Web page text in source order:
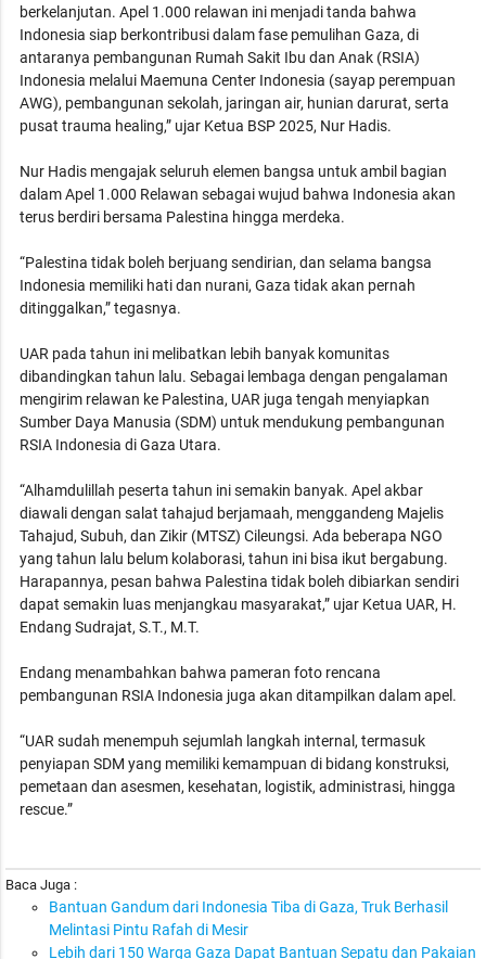
berkelanjutan. Apel 1.000 relawan ini menjadi tanda bahwa
Indonesia siap berkontribusi dalam fase pemulihan Gaza, di
antaranya pembangunan Rumah Sakit Ibu dan Anak (RSIA)
Indonesia melalui Maemuna Center Indonesia (sayap perempuan
AWG), pembangunan sekolah, jaringan air, hunian darurat, serta
pusat trauma healing,” ujar Ketua BSP 2025, Nur Hadis.
Nur Hadis mengajak seluruh elemen bangsa untuk ambil bagian
dalam Apel 1.000 Relawan sebagai wujud bahwa Indonesia akan
terus berdiri bersama Palestina hingga merdeka.
“Palestina tidak boleh berjuang sendirian, dan selama bangsa
Indonesia memiliki hati dan nurani, Gaza tidak akan pernah
ditinggalkan,” tegasnya.
UAR pada tahun ini melibatkan lebih banyak komunitas
dibandingkan tahun lalu. Sebagai lembaga dengan pengalaman
mengirim relawan ke Palestina, UAR juga tengah menyiapkan
Sumber Daya Manusia (SDM) untuk mendukung pembangunan
RSIA Indonesia di Gaza Utara.
“Alhamdulillah peserta tahun ini semakin banyak. Apel akbar
diawali dengan salat tahajud berjamaah, menggandeng Majelis
Tahajud, Subuh, dan Zikir (MTSZ) Cileungsi. Ada beberapa NGO
yang tahun lalu belum kolaborasi, tahun ini bisa ikut bergabung.
Harapannya, pesan bahwa Palestina tidak boleh dibiarkan sendiri
dapat semakin luas menjangkau masyarakat,” ujar Ketua UAR, H.
Endang Sudrajat, S.T., M.T.
Endang menambahkan bahwa pameran foto rencana
pembangunan RSIA Indonesia juga akan ditampilkan dalam apel.
“UAR sudah menempuh sejumlah langkah internal, termasuk
penyiapan SDM yang memiliki kemampuan di bidang konstruksi,
pemetaan dan asesmen, kesehatan, logistik, administrasi, hingga
rescue.”
Baca Juga :
Bantuan Gandum dari Indonesia Tiba di Gaza, Truk Berhasil
Melintasi Pintu Rafah di Mesir
Lebih dari 150 Warga Gaza Dapat Bantuan Sepatu dan Pakaian